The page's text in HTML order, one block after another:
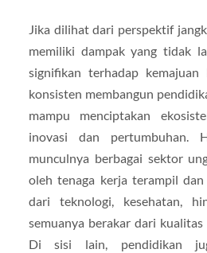
Jika dilihat dari perspektif
memiliki dampak yang tidak
signifikan terhadap kemajuan
konsisten membangun
mampu menciptakan
inovasi dan
munculnya berbagai sektor
oleh tenaga kerja terampil
dari teknologi, kesehatan,
semuanya berakar dari
Di sisi lain, pendidikan